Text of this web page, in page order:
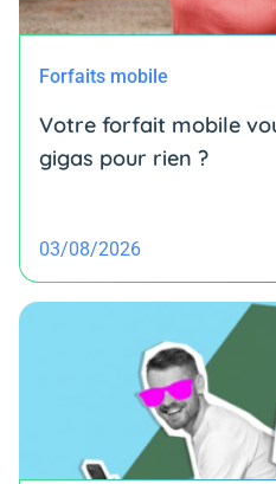
Forfaits mobile
Votre forfait mobile
gigas pour rien ?
03/08/2026